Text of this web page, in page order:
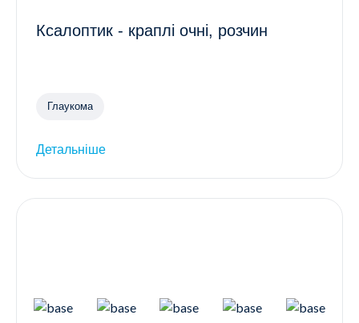
Ксалоптик - краплі очні, розчин
Глаукома
Детальніше